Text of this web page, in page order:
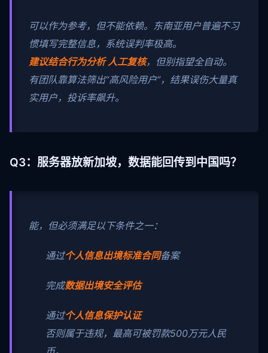
可以作为参考，但不能依赖。东南亚用户普遍不习
惯填写完整信息，系统误判率极高。
建议结合行为分析 人工复核，但别指望全自动。
有团队靠算法筛出“高风险用户”，结果误伤大量真
实用户，投诉率飙升。
Q3：服务器放新加坡，数据能回传到中国吗？
能，但必须满足以下条件之一：
通过个人信息出境标准合同备案
完成数据出境安全评估
通过个人信息保护认证
否则属于违规，最高可被罚款500万元人民